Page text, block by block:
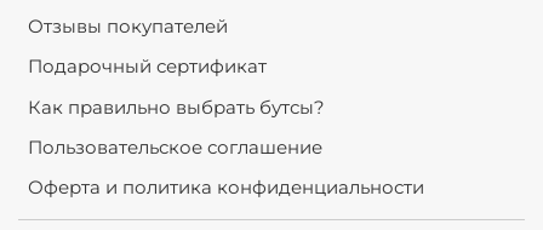
Отзывы покупателей
Подарочный сертификат
Как правильно выбрать бутсы?
Пользовательское соглашение
Оферта и политика конфиденциальности